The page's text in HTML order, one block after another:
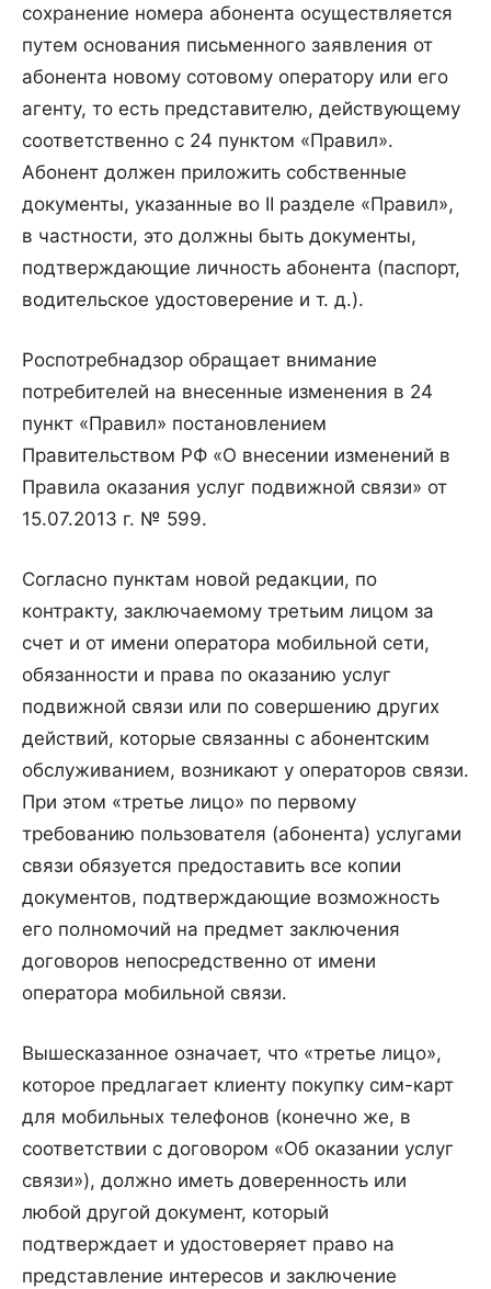
сохранение номера абонента осуществляется
путем основания письменного заявления от
абонента новому сотовому оператору или его
агенту, то есть представителю, действующему
соответственно с 24 пунктом «Правил».
Абонент должен приложить собственные
документы, указанные во II разделе «Правил»,
в частности, это должны быть документы,
подтверждающие личность абонента (паспорт,
водительское удостоверение и т. д.).
Роспотребнадзор обращает внимание
потребителей на внесенные изменения в 24
пункт «Правил» постановлением
Правительством РФ «О внесении изменений в
Правила оказания услуг подвижной связи» от
15.07.2013 г. № 599.
Согласно пунктам новой редакции, по
контракту, заключаемому третьим лицом за
счет и от имени оператора мобильной сети,
обязанности и права по оказанию услуг
подвижной связи или по совершению других
действий, которые связанны с абонентским
обслуживанием, возникают у операторов связи.
При этом «третье лицо» по первому
требованию пользователя (абонента) услугами
связи обязуется предоставить все копии
документов, подтверждающие возможность
его полномочий на предмет заключения
договоров непосредственно от имени
оператора мобильной связи.
Вышесказанное означает, что «третье лицо»,
которое предлагает клиенту покупку сим-карт
для мобильных телефонов (конечно же, в
соответствии с договором «Об оказании услуг
связи»), должно иметь доверенность или
любой другой документ, который
подтверждает и удостоверяет право на
представление интересов и заключение